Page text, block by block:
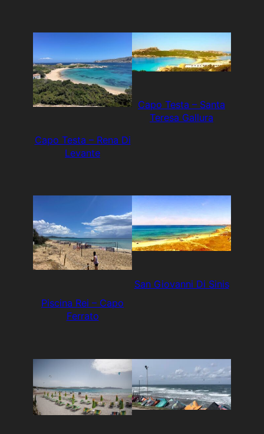
Capo Testa – Rena Di
Levante
Capo Testa – Santa
Teresa Gallura
Piscina Rei – Capo
Ferrato
San Giovanni Di Sinis